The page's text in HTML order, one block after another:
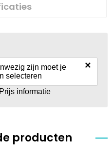
zijn moet je
selecteren
×
informatie
producten